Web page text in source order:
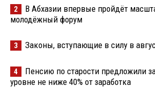
2
В Абхазии впервые пройдёт
молодёжный форум
3 Законы, вступающие в силу в
4
Пенсию по старости предложили
уровне не ниже 40% от заработка